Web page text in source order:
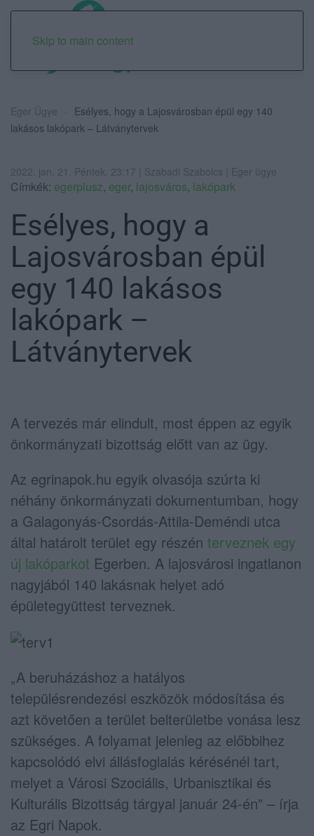
Skip to main content
Eger Ügye
Esélyes, hogy a Lajosvárosban épül egy 140
lakásos lakópark – Látványtervek
2022. jan. 21. Péntek, 23:17 | Szabadi Szabolcs | Eger ügye
Címkék: egerplusz, eger, lajosváros, lakópark
Esélyes, hogy a
Lajosvárosban épül
egy 140 lakásos
lakópark –
Látványtervek
A tervezés már elindult, most éppen az egyik
önkormányzati bizottság előtt van az ügy.
Az egrinapok.hu egyik olvasója szúrta ki
néhány önkormányzati dokumentumban, hogy
a Galagonyás-Csordás-Attila-Deméndi utca
által határolt terület egy részén terveznek egy
új lakóparkot Egerben. A lajosvárosi ingatlanon
nagyjából 140 lakásnak helyet adó
épületegyüttest terveznek.
„A beruházáshoz a hatályos
településrendezési eszközök módosítása és
azt követően a terület belterületbe vonása lesz
szükséges. A folyamat jelenleg az előbbihez
kapcsolódó elvi állásfoglalás kérésénél tart,
melyet a Városi Szociális, Urbanisztikai és
Kulturális Bizottság tárgyal január 24-én” – írja
az Egri Napok.